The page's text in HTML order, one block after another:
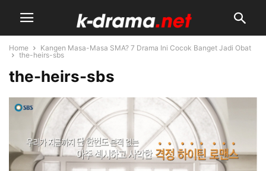
Home
Kangen Masa-Masa SMA? 7 Drama Ini Cocok Banget Jadi Obat
the-heirs-sbs
the-heirs-sbs